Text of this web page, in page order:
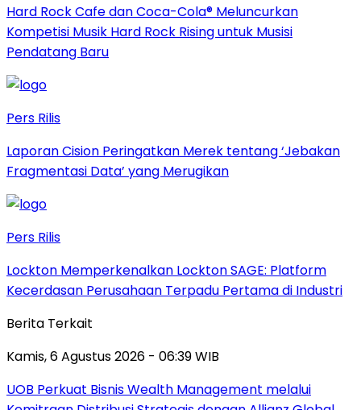
Hard Rock Cafe dan Coca-Cola® Meluncurkan
Kompetisi Musik Hard Rock Rising untuk Musisi
Pendatang Baru
Pers Rilis
Laporan Cision Peringatkan Merek tentang ‘Jebakan
Fragmentasi Data’ yang Merugikan
Pers Rilis
Lockton Memperkenalkan Lockton SAGE: Platform
Kecerdasan Perusahaan Terpadu Pertama di Industri
Berita Terkait
Kamis, 6 Agustus 2026 - 06:39 WIB
UOB Perkuat Bisnis Wealth Management melalui